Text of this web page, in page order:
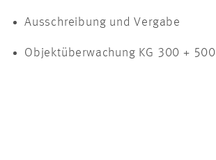
Ausschreibung und Vergabe
Objektüberwachung KG 300 + 500